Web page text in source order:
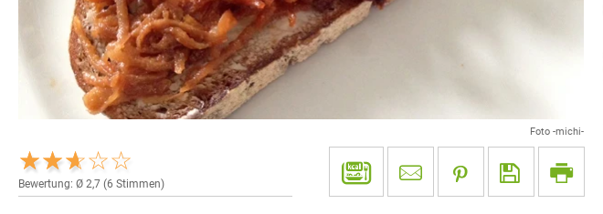
Foto -michi-
Bewertung: Ø 2,7 (6 Stimmen)